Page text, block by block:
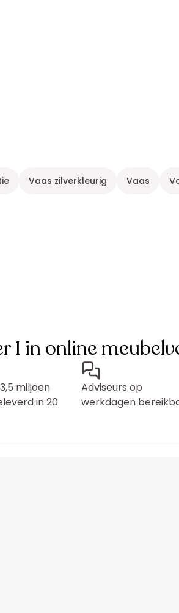
Vaas zilverkleurig Vaas
1 in online
miljoen
in 20
Adviseurs op
werkdagen